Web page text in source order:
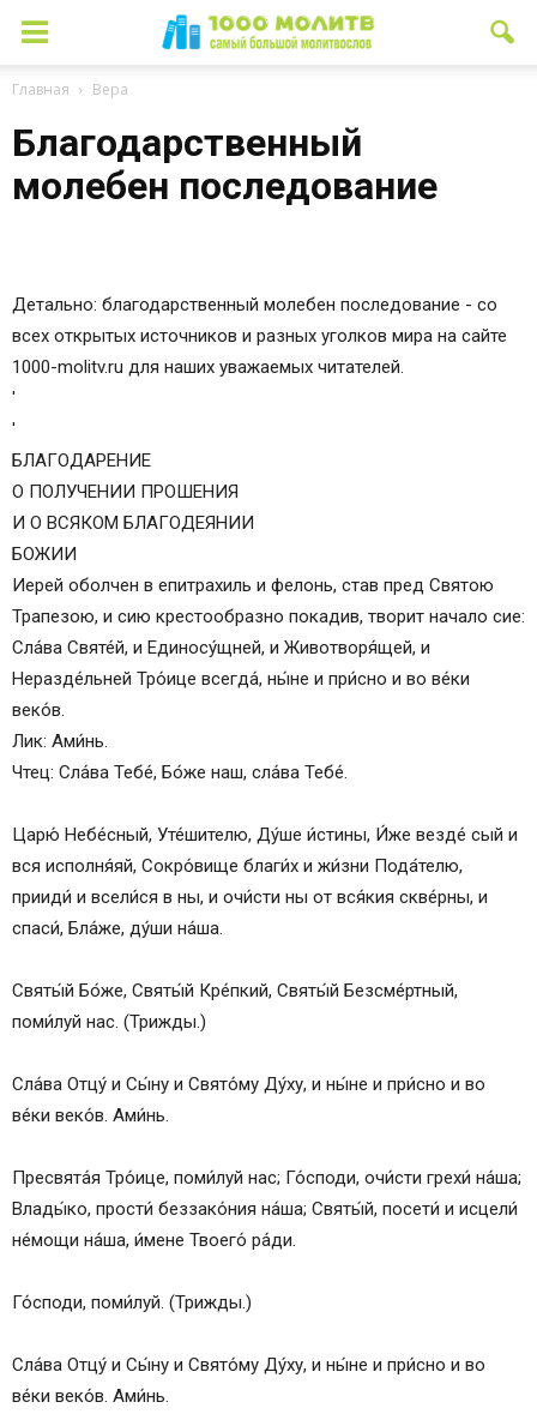
Главная Вера
Благодарственный
молебен последование
Детально: благодарственный молебен последование - со
всех открытых источников и разных уголков мира на сайте
1000-molitv.ru для наших уважаемых читателей.
'
'
БЛАГОДАРЕНИЕ
О ПОЛУЧЕНИИ ПРОШЕНИЯ
И О ВСЯКОМ БЛАГОДЕЯНИИ
БОЖИИ
Иерей оболчен в епитрахиль и фелонь, став пред Святою
Трапезою, и сию крестообразно покадив, творит начало сие:
Сла́ва Святе́й, и Единосу́щней, и Животворя́щей, и
Неразде́льней Тро́ице всегда́, ны́не и при́сно и во ве́ки
веко́в.
Лик: Ами́нь.
Чтец: Сла́ва Тебе́, Бо́же наш, сла́ва Тебе́.
Царю́ Небе́сный, Уте́шителю, Ду́ше и́стины, И́же везде́ сый и
вся исполня́яй, Сокро́вище благи́х и жи́зни Пода́телю,
прииди́ и всели́ся в ны, и очи́сти ны от вся́кия скве́рны, и
спаси́, Бла́же, ду́ши на́ша.
Святы́й Бо́же, Святы́й Кре́пкий, Святы́й Безсме́ртный,
поми́луй нас. (Трижды.)
Сла́ва Отцу́ и Сы́ну и Свято́му Ду́ху, и ны́не и при́сно и во
ве́ки веко́в. Ами́нь.
Пресвята́я Тро́ице, поми́луй нас; Го́споди, очи́сти грехи́ на́ша;
Влады́ко, прости́ беззако́ния на́ша; Святы́й, посети́ и исцели́
не́мощи на́ша, и́мене Твоего́ ра́ди.
Го́споди, поми́луй. (Трижды.)
Сла́ва Отцу́ и Сы́ну и Свято́му Ду́ху, и ны́не и при́сно и во
ве́ки веко́в. Ами́нь.